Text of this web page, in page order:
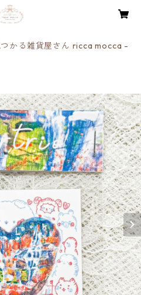
かる雑貨屋さん ricca mocca -